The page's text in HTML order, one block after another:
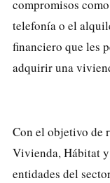
compromisos
telefonía o el
financiero que les
adquirir una
Con el objetivo de
Vivienda, Hábitat
entidades del